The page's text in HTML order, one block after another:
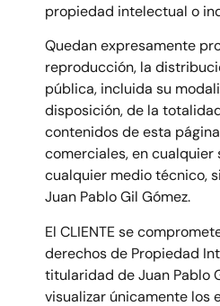
propiedad intelectual o
Quedan expresamente
reproducción, la
pública, incluida su
disposición, de la
contenidos de esta
comerciales, en cualquier
cualquier medio técnico,
Juan Pablo Gil Gómez.
El CLIENTE se
derechos de Propiedad
titularidad de Juan Pablo
visualizar únicamente los